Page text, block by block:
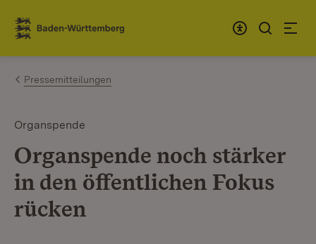
Zum Inhalt springen
Link zur Startseite
Pressemitteilungen
Organspende
Organspende noch stärker
in den öffentlichen Fokus
rücken